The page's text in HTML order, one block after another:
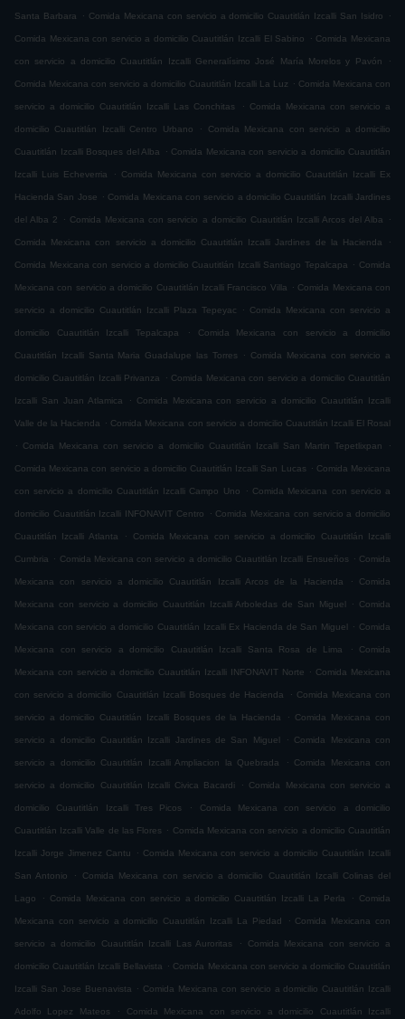
Santa Barbara . Comida Mexicana con servicio a domicilio Cuautitlán Izcalli San Isidro .
Comida Mexicana con servicio a domicilio Cuautitlán Izcalli El Sabino . Comida Mexicana
con servicio a domicilio Cuautitlán Izcalli Generalísimo José María Morelos y Pavón .
Comida Mexicana con servicio a domicilio Cuautitlán Izcalli La Luz . Comida Mexicana con
servicio a domicilio Cuautitlán Izcalli Las Conchitas . Comida Mexicana con servicio a
domicilio Cuautitlán Izcalli Centro Urbano . Comida Mexicana con servicio a domicilio
Cuautitlán Izcalli Bosques del Alba . Comida Mexicana con servicio a domicilio Cuautitlán
Izcalli Luis Echeverria . Comida Mexicana con servicio a domicilio Cuautitlán Izcalli Ex
Hacienda San Jose . Comida Mexicana con servicio a domicilio Cuautitlán Izcalli Jardines
del Alba 2 . Comida Mexicana con servicio a domicilio Cuautitlán Izcalli Arcos del Alba .
Comida Mexicana con servicio a domicilio Cuautitlán Izcalli Jardines de la Hacienda .
Comida Mexicana con servicio a domicilio Cuautitlán Izcalli Santiago Tepalcapa . Comida
Mexicana con servicio a domicilio Cuautitlán Izcalli Francisco Villa . Comida Mexicana con
servicio a domicilio Cuautitlán Izcalli Plaza Tepeyac . Comida Mexicana con servicio a
domicilio Cuautitlán Izcalli Tepalcapa . Comida Mexicana con servicio a domicilio
Cuautitlán Izcalli Santa Maria Guadalupe las Torres . Comida Mexicana con servicio a
domicilio Cuautitlán Izcalli Privanza . Comida Mexicana con servicio a domicilio Cuautitlán
Izcalli San Juan Atlamica . Comida Mexicana con servicio a domicilio Cuautitlán Izcalli
Valle de la Hacienda . Comida Mexicana con servicio a domicilio Cuautitlán Izcalli El Rosal
.
Comida Mexicana con servicio a domicilio Cuautitlán Izcalli San Martin Tepetlixpan .
Comida Mexicana con servicio a domicilio Cuautitlán Izcalli San Lucas . Comida Mexicana
con servicio a domicilio Cuautitlán Izcalli Campo Uno . Comida Mexicana con servicio a
domicilio Cuautitlán Izcalli INFONAVIT Centro . Comida Mexicana con servicio a domicilio
Cuautitlán Izcalli Atlanta . Comida Mexicana con servicio a domicilio Cuautitlán Izcalli
Cumbria . Comida Mexicana con servicio a domicilio Cuautitlán Izcalli Ensueños . Comida
Mexicana con servicio a domicilio Cuautitlán Izcalli Arcos de la Hacienda . Comida
Mexicana con servicio a domicilio Cuautitlán Izcalli Arboledas de San Miguel . Comida
Mexicana con servicio a domicilio Cuautitlán Izcalli Ex Hacienda de San Miguel . Comida
Mexicana con servicio a domicilio Cuautitlán Izcalli Santa Rosa de Lima . Comida
Mexicana con servicio a domicilio Cuautitlán Izcalli INFONAVIT Norte . Comida Mexicana
con servicio a domicilio Cuautitlán Izcalli Bosques de Hacienda . Comida Mexicana con
servicio a domicilio Cuautitlán Izcalli Bosques de la Hacienda . Comida Mexicana con
servicio a domicilio Cuautitlán Izcalli Jardines de San Miguel . Comida Mexicana con
servicio a domicilio Cuautitlán Izcalli Ampliacion la Quebrada . Comida Mexicana con
servicio a domicilio Cuautitlán Izcalli Civica Bacardi . Comida Mexicana con servicio a
domicilio Cuautitlán Izcalli Tres Picos . Comida Mexicana con servicio a domicilio
Cuautitlán Izcalli Valle de las Flores . Comida Mexicana con servicio a domicilio Cuautitlán
Izcalli Jorge Jimenez Cantu . Comida Mexicana con servicio a domicilio Cuautitlán Izcalli
San Antonio . Comida Mexicana con servicio a domicilio Cuautitlán Izcalli Colinas del
Lago . Comida Mexicana con servicio a domicilio Cuautitlán Izcalli La Perla . Comida
Mexicana con servicio a domicilio Cuautitlán Izcalli La Piedad . Comida Mexicana con
servicio a domicilio Cuautitlán Izcalli Las Auroritas . Comida Mexicana con servicio a
domicilio Cuautitlán Izcalli Bellavista . Comida Mexicana con servicio a domicilio Cuautitlán
Izcalli San Jose Buenavista . Comida Mexicana con servicio a domicilio Cuautitlán Izcalli
Adolfo Lopez Mateos . Comida Mexicana con servicio a domicilio Cuautitlán Izcalli